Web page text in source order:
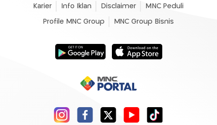
Karier Info Iklan Disclaimer MNC Peduli
Profile MNC Group MNC Group Bisnis